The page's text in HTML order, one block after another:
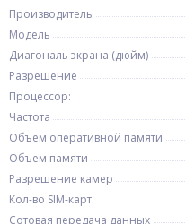
Производитель
Модель
Диагональ экрана (дюйм)
Разрешение
Процессор:
Частота
Объем оперативной памяти
Объем памяти
Разрешение камер
Кол-во SIM-карт
Сотовая передача данных